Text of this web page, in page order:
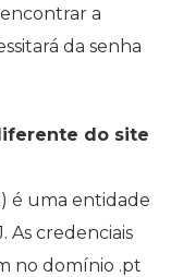
a
da senha
do site
é uma entidade
As credenciais
no domínio .pt